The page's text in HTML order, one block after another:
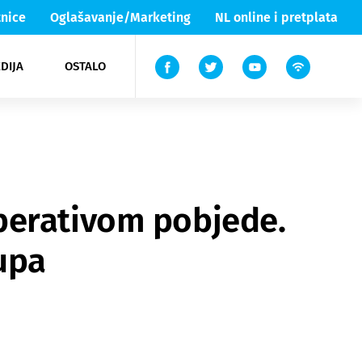
Oglašavanje/Marketing NL online i pretplata
OSTALO
Lika & Senj
TV
pobjede.